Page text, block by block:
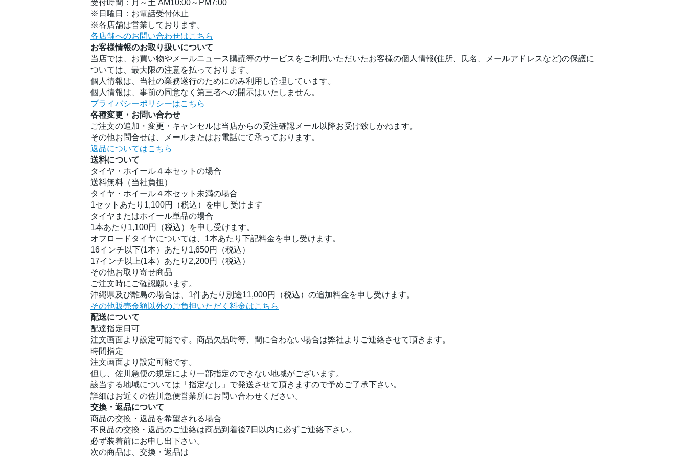
受付時間：月～土 AM10:00～PM7:00
※日曜日：お電話受付休止
※各店舗は営業しております。
各店舗へのお問い合わせはこちら
お客様情報のお取り扱いについて
当店では、お買い物やメールニュース購読等のサービスをご利用いただいたお客様の個人情報(住所、氏名、メールアドレスなど)の保護に
ついては、最大限の注意を払っております。
個人情報は、当社の業務遂行のためにのみ利用し管理しています。
個人情報は、事前の同意なく第三者への開示はいたしません。
プライバシーポリシーはこちら
各種変更・お問い合わせ
ご注文の追加・変更・キャンセルは当店からの受注確認メール以降お受け致しかねます。
その他お問合せは、メールまたはお電話にて承っております。
返品についてはこちら
送料について
タイヤ・ホイール４本セットの場合
送料無料（当社負担）
タイヤ・ホイール４本セット未満の場合
1セットあたり1,100円（税込）を申し受けます
タイヤまたはホイール単品の場合
1本あたり1,100円（税込）を申し受けます。
オフロードタイヤについては、1本あたり下記料金を申し受けます。
16インチ以下(1本）あたり1,650円（税込）
17インチ以上(1本）あたり2,200円（税込）
その他お取り寄せ商品
ご注文時にご確認願います。
沖縄県及び離島の場合は、1件あたり別途11,000円（税込）の追加料金を申し受けます。
その他販売金額以外のご負担いただく料金はこちら
配送について
配達指定日可
注文画面より設定可能です。商品欠品時等、間に合わない場合は弊社よりご連絡させて頂きます。
時間指定
注文画面より設定可能です。
但し、佐川急便の規定により一部指定のできない地域がございます。
該当する地域については「指定なし」で発送させて頂きますので予めご了承下さい。
詳細はお近くの佐川急便営業所にお問い合わせください。
交換・返品について
商品の交換・返品を希望される場合
不良品の交換・返品のご連絡は商品到着後7日以内に必ずご連絡下さい。
必ず装着前にお申し出下さい。
次の商品は、交換・返品は